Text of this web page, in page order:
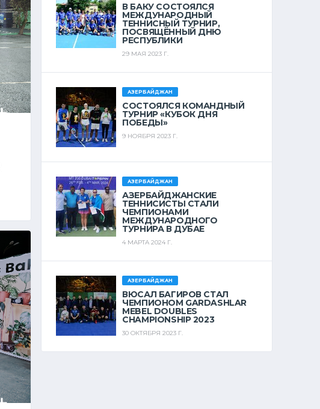
В БАКУ СОСТОЯЛСЯ
МЕЖДУНАРОДНЫЙ
ТЕННИСНЫЙ ТУРНИР,
ПОСВЯЩЁННЫЙ ДНЮ
РЕСПУБЛИКИ
29 МАЯ 2023 Г.
АЗЕРБАЙДЖАН
СОСТОЯЛСЯ КОМАНДНЫЙ
ТУРНИР «КУБОК ДНЯ
ПОБЕДЫ»
9 НОЯБРЯ 2023 Г.
АЗЕРБАЙДЖАН
АЗЕРБАЙДЖАНСКИЕ
ТЕННИСИСТЫ СТАЛИ
ЧЕМПИОНАМИ
МЕЖДУНАРОДНОГО
ТУРНИРА В ДУБАЕ
4 МАРТА 2024 Г.
АЗЕРБАЙДЖАН
ВЮСАЛ БАГИРОВ СТАЛ
ЧЕМПИОНОМ GARDASHLAR
MEBEL DOUBLES
CHAMPIONSHIP 2023
30 ОКТЯБРЯ 2023 Г.